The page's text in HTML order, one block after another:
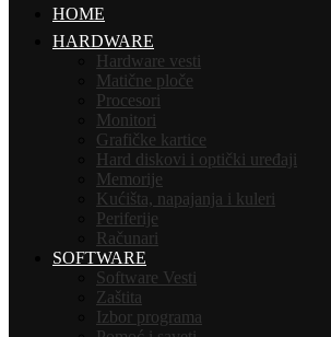
HOME
HARDWARE
Hardware vesti
Matične ploče
Procesori
Monitori
Grafičke kartice
Hard diskovi i optički uređaji
Memorije
Kućišta, napajanja i kuleri
Periferije
Računari
SOFTWARE
Software Vesti
Zaštita
Izbor programa